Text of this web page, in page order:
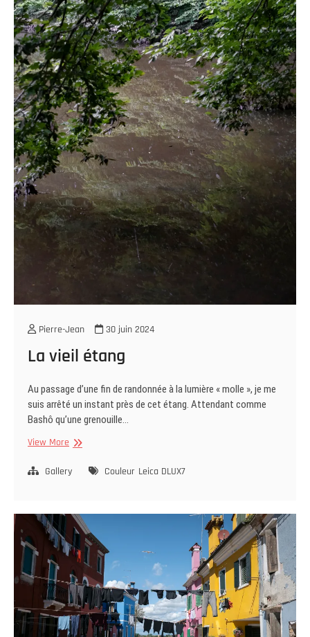
Pierre-Jean 30 juin 2024
La vieil étang
Au passage d’une fin de randonnée à la lumière « molle », je me
suis arrêté un instant près de cet étang. Attendant comme
Bashô qu’une grenouille…
View More La
étang
Gallery Couleur Leica DLUX7